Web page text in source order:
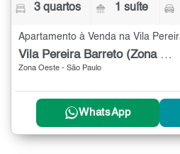
3 quartos 1 suíte
Vila Pereira Barreto (Zona Oeste)
Zona Oeste - São Paulo
WhatsApp